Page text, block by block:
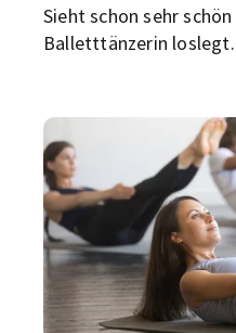
Sieht schon sehr
Balletttänzerin